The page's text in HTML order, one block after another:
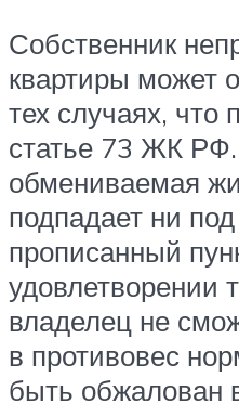
Собственник
квартиры может
тех случаях, что
статье 73 ЖК
обмениваемая
подпадает ни
прописанный
удовлетворении
владелец не
в противовес
быть обжалован